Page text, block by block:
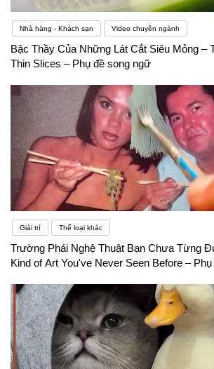
Nhà hàng - Khách sạn Video chuyên ngành
Bậc Thầy Của Những Lát Cắt Siêu Mỏng –
Thin Slices – Phụ đề song ngữ
Giải trí Thể loại khác
Trường Phái Nghệ Thuật Bạn Chưa Từng
Kind of Art You've Never Seen Before –